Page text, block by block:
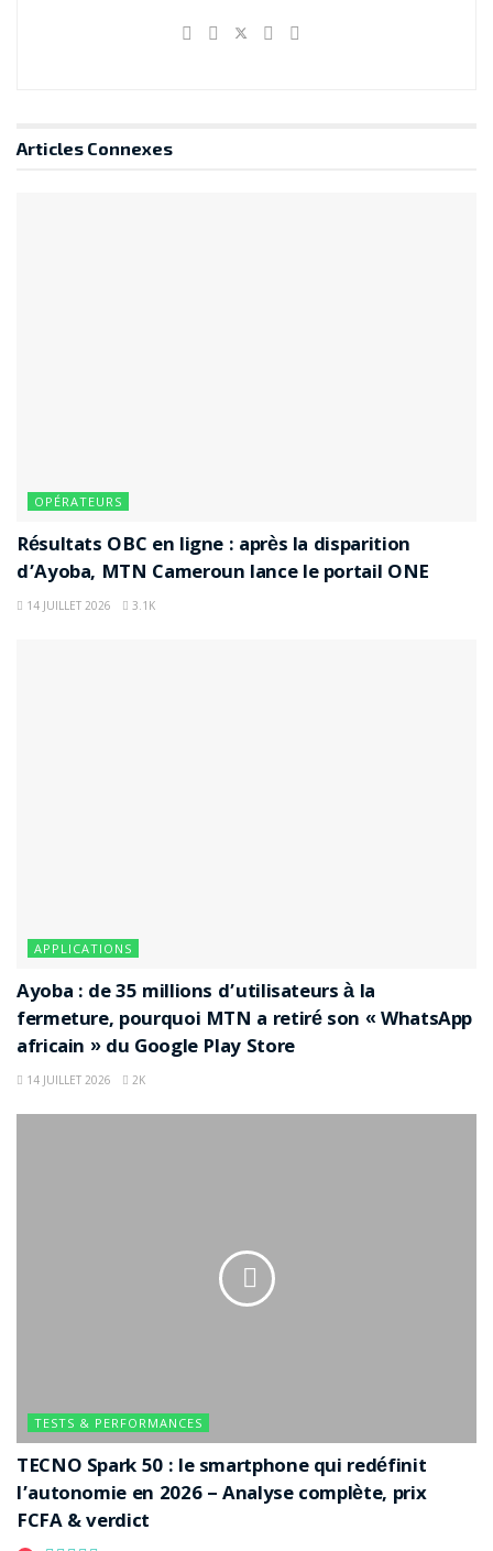
Articles Connexes
OPÉRATEURS
Résultats OBC en ligne : après la disparition
d’Ayoba, MTN Cameroun lance le portail ONE
14 JUILLET 2026 3.1K
APPLICATIONS
Ayoba : de 35 millions d’utilisateurs à la
fermeture, pourquoi MTN a retiré son « WhatsApp
africain » du Google Play Store
14 JUILLET 2026 2K
TESTS & PERFORMANCES
TECNO Spark 50 : le smartphone qui redéfinit
l’autonomie en 2026 – Analyse complète, prix
FCFA & verdict